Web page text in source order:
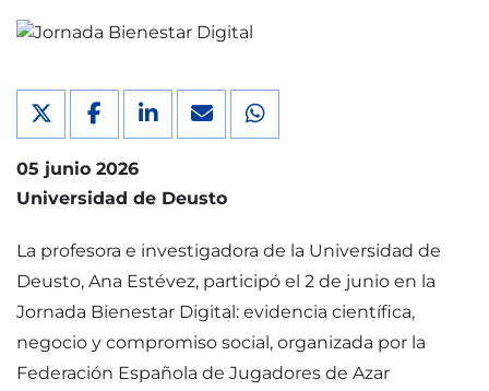
05 junio 2026
Universidad de Deusto
La profesora e investigadora de la Universidad de
Deusto, Ana Estévez, participó el 2 de junio en la
Jornada Bienestar Digital: evidencia científica,
negocio y compromiso social, organizada por la
Federación Española de Jugadores de Azar